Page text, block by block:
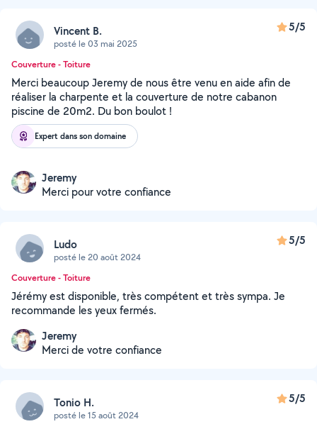
Vincent B.
posté le 03 mai 2025
5/5
Couverture - Toiture
Merci beaucoup Jeremy de nous être venu en aide afin de
réaliser la charpente et la couverture de notre cabanon
piscine de 20m2. Du bon boulot !
Expert dans son domaine
Jeremy
Merci pour votre confiance
Ludo
posté le 20 août 2024
5/5
Couverture - Toiture
Jérémy est disponible, très compétent et très sympa. Je
recommande les yeux fermés.
Jeremy
Merci de votre confiance
Tonio H.
posté le 15 août 2024
5/5